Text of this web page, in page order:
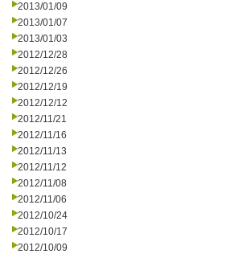
2013/01/09
2013/01/07
2013/01/03
2012/12/28
2012/12/26
2012/12/19
2012/12/12
2012/11/21
2012/11/16
2012/11/13
2012/11/12
2012/11/08
2012/11/06
2012/10/24
2012/10/17
2012/10/09